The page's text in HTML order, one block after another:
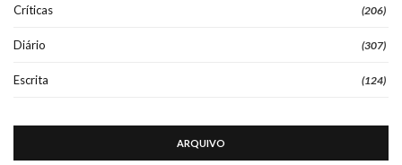
Críticas (206)
Diário (307)
Escrita (124)
ARQUIVO